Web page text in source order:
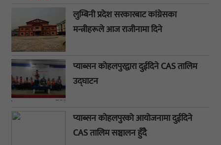
लुम्बिनी प्रदेश सरकारबाट कांग्रेसका
मन्त्रीहरूले आज राजीनामा दिने
प्याब्सन कोहलपुरद्वारा दुईदिने CAS तालिम
उद्घाटन
प्याब्सन कोहलपुरको आयोजनामा दुईदिने
CAS तालिम सञ्चालन हुँदै